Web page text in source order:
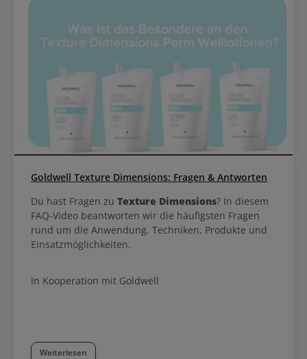
Goldwell Texture Dimensions: Fragen & Antworten
Du hast Fragen zu Texture Dimensions? In diesem
FAQ-Video beantworten wir die häufigsten Fragen
rund um die Anwendung, Techniken, Produkte und
Einsatzmöglichkeiten.
In Kooperation mit Goldwell
Weiterlesen